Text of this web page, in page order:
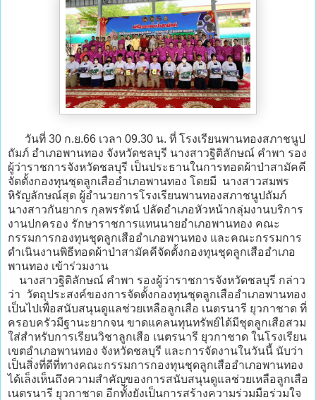
วันที่ 30 ก.ย.66 เวลา 09.30 น. ที่ โรงเรียนพานทองสภาชนูป
ถัมภ์ อำเภอพานทอง จังหวัดชลบุรี นางสาวฐิติลักษณ์ คำพา รอง
ผู้ว่าราชการจังหวัดชลบุรี เป็นประธานในการทอดผ้าป่าสามัคคี
จัดตั้งกองทุนชุดลูกเสืออำเภอพานทอง โดยมี นางสาวสมพร
หิรัญลักษณ์สุด ผู้อำนวยการโรงเรียนพานทองสภาชนูปถัมภ์
นางสาวกันยากร กุลพรรัตน์ ปลัดอำเภอหัวหน้ากลุ่มงานบริการ
งานปกครอง รักษาราชการแทนนายอำเภอพานทอง คณะ
กรรมการกองทุนชุดลูกเสืออำเภอพานทอง และคณะกรรมการ
ดำเนินงานพิธีทอดผ้าป่าสามัคคีจัดตั้งกองทุนชุดลูกเสืออำเภอ
พานทอง เข้าร่วมงาน
นางสาวฐิติลักษณ์ คำพา รองผู้ว่าราชการจังหวัดชลบุรี กล่าว
ว่า วัตถุประสงค์ของการจัดตั้งกองทุนชุดลูกเสืออำเภอพานทอง
เป็นไปเพื่อสนับสนุนดูแลช่วยเหลือลูกเสือ เนตรนารี ยุวกาชาด ที่
ครอบครัวมีฐานะยากจน ขาดแคลนทุนทรัพย์ได้มีชุดลูกเสือสวม
ใส่สำหรับการเรียนวิชาลูกเสือ เนตรนารี ยุวกาชาด ในโรงเรียน
เขตอำเภอพานทอง จังหวัดชลบุรี และการจัดงานในวันนี้ นับว่า
เป็นสิ่งที่ดีที่ทางคณะกรรมการกองทุนชุดลูกเสืออำเภอพานทอง
ได้เล็งเห็นถึงความสำคัญของการสนับสนุนดูแลช่วยเหลือลูกเสือ
เนตรนารี ยุวกาชาด อีกทั้งยังเป็นการสร้างความร่วมมือร่วมใจ